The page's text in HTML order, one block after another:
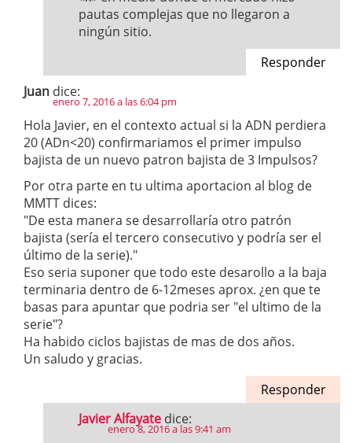
pautas complejas que no llegaron a
ningún sitio.
Responder
Juan dice:
enero 7, 2016 a las 6:04 pm
Hola Javier, en el contexto actual si la ADN perdiera
20 (ADn<20) confirmariamos el primer impulso
bajista de un nuevo patron bajista de 3 Impulsos?
Por otra parte en tu ultima aportacion al blog de
MMTT dices:
"De esta manera se desarrollaría otro patrón
bajista (sería el tercero consecutivo y podría ser el
último de la serie)."
Eso seria suponer que todo este desarollo a la baja
terminaria dentro de 6-12meses aprox. ¿en que te
basas para apuntar que podria ser "el ultimo de la
serie"?
Ha habido ciclos bajistas de mas de dos años.
Un saludo y gracias.
Responder
Javier Alfayate dice:
enero 8, 2016 a las 9:41 am